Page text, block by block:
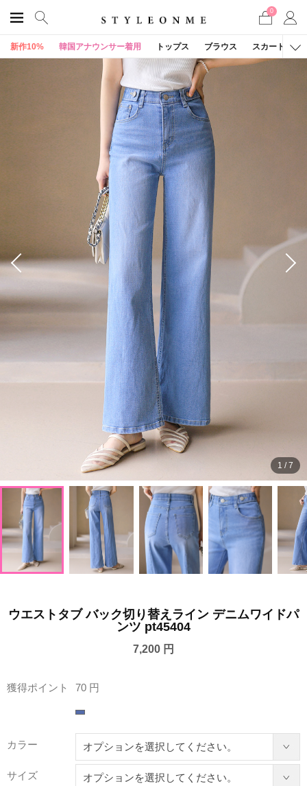
0
新作10% 韓国アナウンサー着用 トップス ブラウス スカート
1 /7
ウエストタブ バック切り替えライン デニムワイドパ
ンツ pt45404
7,200 円
獲得ポイント 70 円
カラー
サイズ